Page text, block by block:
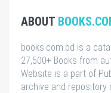
ABOUT
books.com.bd is a
27,500+ Books from
Website is a part of
archive and repository